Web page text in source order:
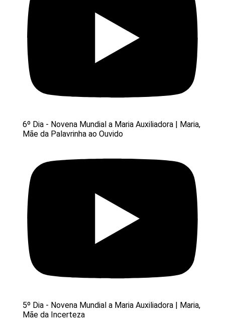
6º Dia - Novena Mundial a Maria Auxiliadora | Maria,
Mãe da Palavrinha ao Ouvido
5º Dia - Novena Mundial a Maria Auxiliadora | Maria,
Mãe da Incerteza